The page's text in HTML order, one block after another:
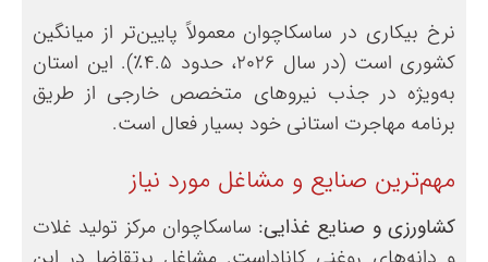
نرخ بیکاری در ساسکاچوان معمولاً پایین‌تر از میانگین
کشوری است (در سال ۲۰۲۶، حدود ۴.۵٪). این استان
به‌ویژه در جذب نیروهای متخصص خارجی از طریق
برنامه مهاجرت استانی خود بسیار فعال است.
مهم‌ترین صنایع و مشاغل مورد نیاز
کشاورزی و صنایع غذایی: ساسکاچوان مرکز تولید غلات